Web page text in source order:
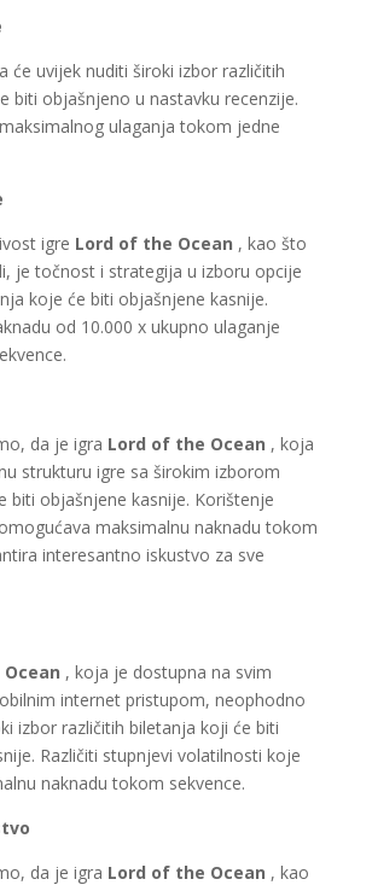
će uvijek nuditi široki izbor različitih
biti objašnjeno u nastavku recenzije.
ulaganja tokom jedne
igre Lord of the Ocean , kao što
je točnost i strategija u izboru opcije
koje će biti objašnjene kasnije.
od 10.000 x ukupno ulaganje
da je igra Lord of the Ocean , koja
strukturu igre sa širokim izborom
biti objašnjene kasnije. Korištenje
maksimalnu naknadu tokom
interesantno iskustvo za sve
, koja je dostupna na svim
internet pristupom, neophodno
izbor različitih biletanja koji će biti
Različiti stupnjevi volatilnosti koje
naknadu tokom sekvence.
da je igra Lord of the Ocean , kao